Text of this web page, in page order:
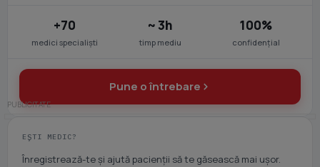
+70
medici specialiști
~ 3h
timp mediu
100%
confidențial
Pune o întrebare
EȘTI MEDIC?
Înregistrează-te și ajută pacienții să te găsească mai ușor.